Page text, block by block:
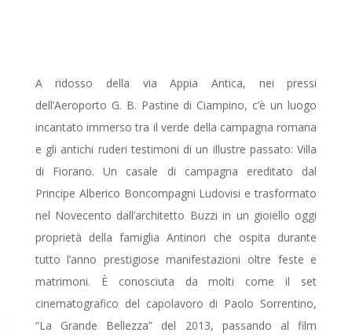
A ridosso della via Appia Antica, nei pressi
dell’Aeroporto G. B. Pastine di Ciampino, c’è un luogo
incantato immerso tra il verde della campagna romana
e gli antichi ruderi testimoni di un illustre passato: Villa
di Fiorano. Un casale di campagna ereditato dal
Principe Alberico Boncompagni Ludovisi e trasformato
nel Novecento dall’architetto Buzzi in un gioiello oggi
proprietà della famiglia Antinori che ospita durante
tutto l’anno prestigiose manifestazioni oltre feste e
matrimoni. È conosciuta da molti come il set
cinematografico del capolavoro di Paolo Sorrentino,
“La Grande Bellezza” del 2013, passando al film